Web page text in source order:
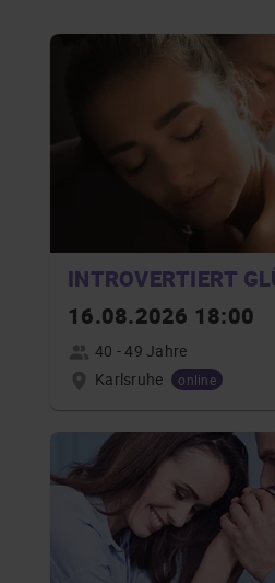
INTROVERTIERT
16.08.2026 18:00
40 - 49 Jahre
Karlsruhe
online